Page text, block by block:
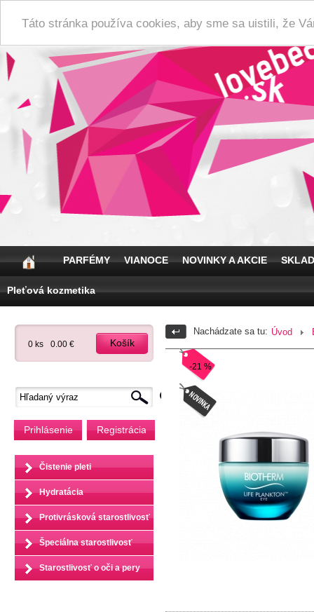
Táto stránka používa cookies, aby sme sa uistili, že
PARFÉMY VIANOCE NOVINKY A AKCIE
Pleťová kozmetika
0 ks 0.00 € Košík
Prihlásenie Registrácia
Čistenie pleti
Hydratácia
Protivrásková starostlivosť
Špeciálna starostlivosť
Starostlivosť o oči a pery
Nachádzate sa tu: Úvod
-21 %